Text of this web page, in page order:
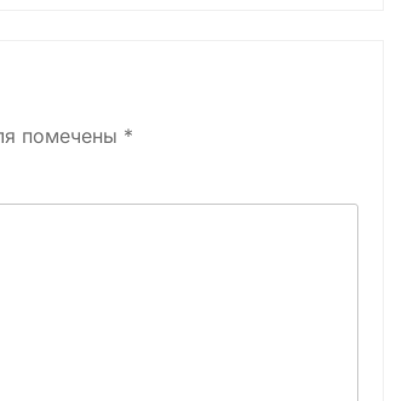
помечены *